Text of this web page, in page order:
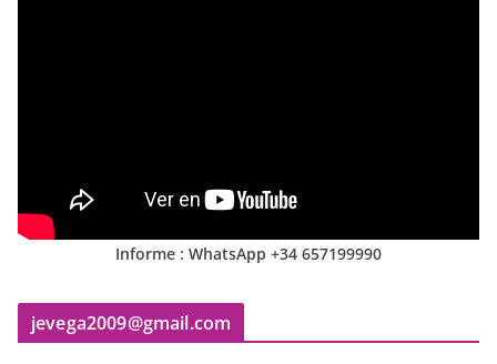
Informe : WhatsApp +34 657199990
jevega2009@gmail.com